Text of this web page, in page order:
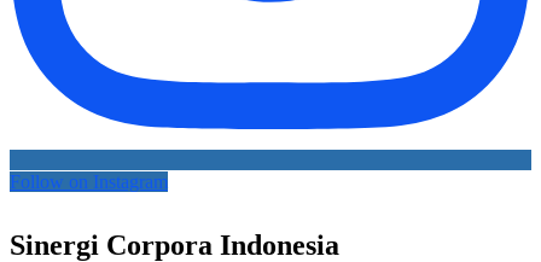
Follow on Instagram
Sinergi Corpora Indonesia